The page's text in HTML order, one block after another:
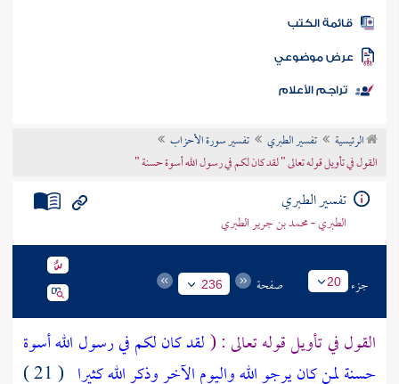
المكتبة
الكتب
موضوعي
تراجم الأعلام
الرئيسية تفسير الطبري
تفسير سورة الأحزاب
القول في تأويل قوله تعالى " لقد كان لكم في رسول الله أسوة حسنة "
تفسير الطبري
الطبري - محمد بن جرير الطبري
جزء 20 صفحة 236
القول في تأويل قوله تعالى : (لقد كان لكم في رسول الله أسوة
حسنة لمن كان يرجو الله واليوم الآخر وذكر الله كثيرا ( 21 )